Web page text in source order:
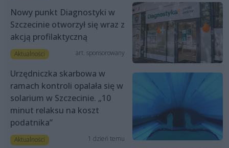
Nowy punkt Diagnostyki w
Szczecinie otworzył się wraz z
akcją profilaktyczną
Aktualności art. sponsorowany
Urzędniczka skarbowa w
ramach kontroli opalała się w
solarium w Szczecinie. „10
minut relaksu na koszt
podatnika”
Aktualności 1 dzień temu